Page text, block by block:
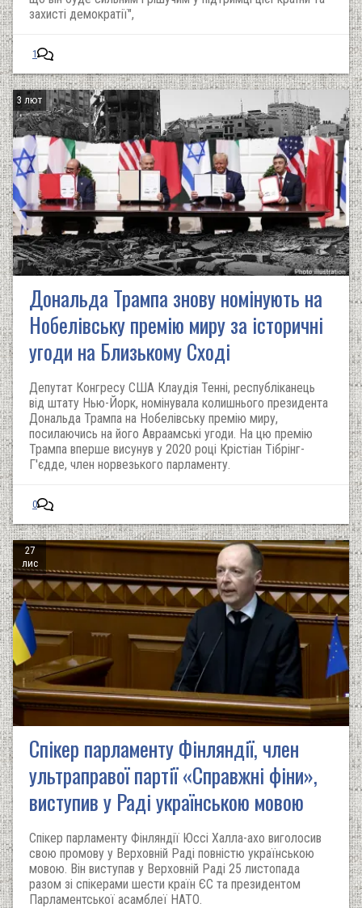
захисті демократії",
1
3 лют
Дональда Трампа знову номінують на
Нобелівську премію миру за історичні
угоди на Близькому Сході
Депутат Конгресу США Клаудія Тенні, республіканець
від штату Нью-Йорк, номінувала колишнього президента
Дональда Трампа на Нобелівську премію миру,
посилаючись на його Авраамські угоди. На цю премію
Трампа вперше висунув у 2020 році Крістіан Тібрінг-
Г'єдде, член норвезького парламенту.
0
27
лис
Спікер парламенту Фінляндії, член
ультраправої партії «Справжні фіни»,
виступив у Раді українською мовою
Спікер парламенту Фінляндії Юссі Халла-ахо виголосив
свою промову у Верховній Раді повністю українською
мовою. Він виступав у Верховній Раді 25 листопада
разом зі спікерами шести країн ЄС та президентом
Парламентської асамблеї НАТО.